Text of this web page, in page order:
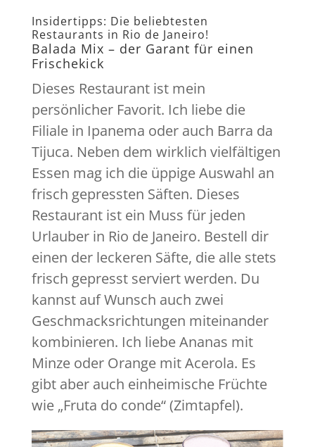
Insidertipps: Die beliebtesten
Restaurants in Rio de Janeiro!
Balada Mix – der Garant für einen
Frischekick
Dieses Restaurant ist mein
persönlicher Favorit. Ich liebe die
Filiale in Ipanema oder auch Barra da
Tijuca. Neben dem wirklich vielfältigen
Essen mag ich die üppige Auswahl an
frisch gepressten Säften. Dieses
Restaurant ist ein Muss für jeden
Urlauber in Rio de Janeiro. Bestell dir
einen der leckeren Säfte, die alle stets
frisch gepresst serviert werden. Du
kannst auf Wunsch auch zwei
Geschmacksrichtungen miteinander
kombinieren. Ich liebe Ananas mit
Minze oder Orange mit Acerola. Es
gibt aber auch einheimische Früchte
wie „Fruta do conde“ (Zimtapfel).